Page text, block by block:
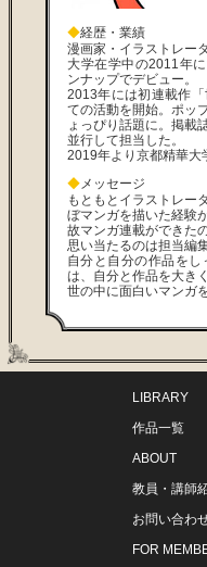
◆経歴・業績
漫画家・イラストレータ
大学在学中の2011年
ンナップでデビュー。
2013年には初連載作
ての活動を開始。ポッ
ょっぴり話題に。掲載
並行して担当した。
2019年より京都精華大
◆メッセージ
もともとイラストレー
ぼマンガを描いた経験
故マンガ連載ができた
思い当たるのは担当編
自分と自分の作品を
は、自分と作品を大き
世の中に面白いマンガ
LIBRARY
作品一覧
ABOUT
教員・講師
お問い合わ
FOR